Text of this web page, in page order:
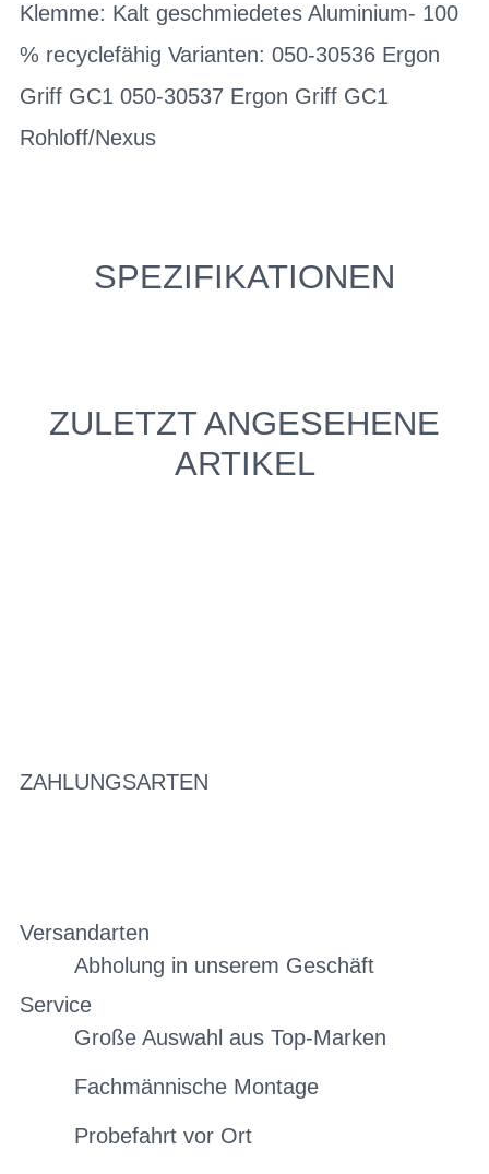
Klemme: Kalt geschmiedetes Aluminium- 100
% recyclefähig Varianten: 050-30536 Ergon
Griff GC1 050-30537 Ergon Griff GC1
Rohloff/Nexus
SPEZIFIKATIONEN
ZULETZT ANGESEHENE
ARTIKEL
ZAHLUNGSARTEN
Versandarten
Abholung in unserem Geschäft
Service
Große Auswahl aus Top-Marken
Fachmännische Montage
Probefahrt vor Ort